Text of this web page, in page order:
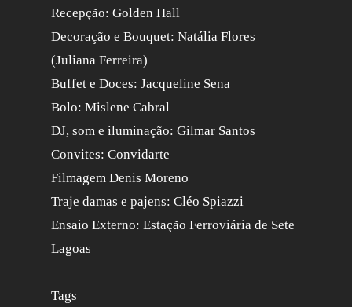
Recepção: Golden Hall
Decoração e Bouquet: Natália Flores
(Juliana Ferreira)
Buffet e Doces: Jacqueline Sena
Bolo: Mislene Cabral
DJ, som e iluminação: Gilmar Santos
Convites: Convidarte
Filmagem Denis Moreno
Traje damas e pajens: Cléo Spiazzi
Ensaio Externo: Estação Ferroviária de Sete
Lagoas
Tags